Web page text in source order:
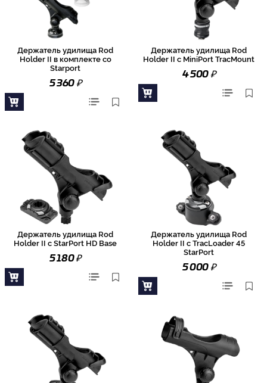
Держатель удилища Rod
Holder II в комплекте со
Starport
5 360₽
Держатель удилища Rod
Holder II с MiniPort TracMount
4 500₽
Держатель удилища Rod
Holder II с StarPort HD Base
5 180₽
Держатель удилища Rod
Holder II с TracLoader 45
StarPort
5 000₽